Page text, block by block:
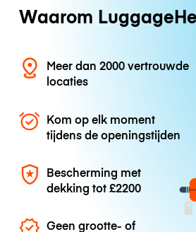
Waarom
Meer dan 2000 vertrouwde
locaties
Kom op elk moment
tijdens de openingstijden
Bescherming met
dekking tot£2200
Geen grootte- of